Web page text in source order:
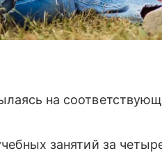
на
занятий за